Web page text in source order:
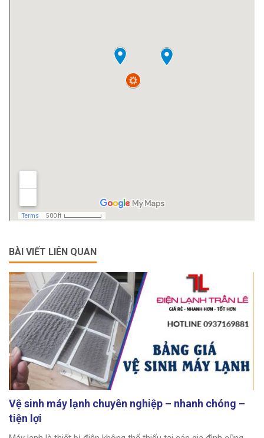
BÀI VIẾT LIÊN QUAN
Vệ sinh máy lạnh chuyên nghiệp – nhanh chóng –
tiện lợi